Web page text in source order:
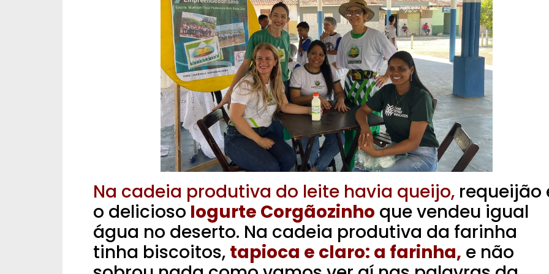
Na cadeia produtiva do leite havia queijo, requeijão
o delicioso Iogurte Corgãozinho que vendeu igual
água no deserto. Na cadeia produtiva da farinha
tinha biscoitos, tapioca e claro: a farinha, e não